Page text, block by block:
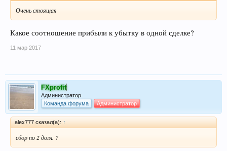
Очень стоящая
Какое соотношение прибыли к убытку в одной сделке?
11 мар 2017
FXprofit
Администратор
Команда форума
Администратор
alex777 сказал(а): ↑
сбор по 2 долл. ?